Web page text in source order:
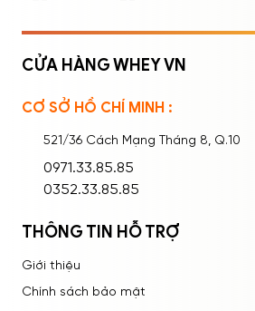
Ghi nhớ mật khẩu
CỬA HÀNG WHEY VN
CƠ SỞ HỒ CHÍ MINH :
521/36 Cách Mạng Tháng 8, Q.10
0971.33.85.85
0352.33.85.85
THÔNG TIN HỖ TRỢ
Giới thiệu
Chính sách bảo mật